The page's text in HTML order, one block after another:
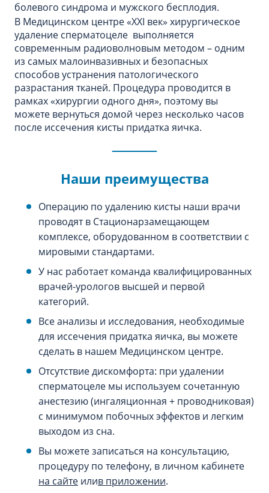
болевого синдрома и мужского бесплодия.
В Медицинском центре «XXI век» хирургическое
удаление сперматоцеле выполняется
современным радиоволновым методом – одним
из самых малоинвазивных и безопасных
способов устранения патологического
разрастания тканей. Процедура проводится в
рамках «хирургии одного дня», поэтому вы
можете вернуться домой через несколько часов
после иссечения кисты придатка яичка.
Наши преимущества
Операцию по удалению кисты наши врачи
проводят в Стационарзамещающем
комплексе, оборудованном в соответствии с
мировыми стандартами.
У нас работает команда квалифицированных
врачей-урологов высшей и первой
категорий.
Все анализы и исследования, необходимые
для иссечения придатка яичка, вы можете
сделать в нашем Медицинском центре.
Отсутствие дискомфорта: при удалении
сперматоцеле мы используем сочетанную
анестезию (ингаляционная + проводниковая)
с минимумом побочных эффектов и легким
выходом из сна.
Вы можете записаться на консультацию,
процедуру по телефону, в личном кабинете
на сайте илив приложении.